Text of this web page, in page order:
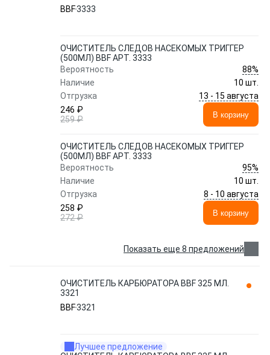
BBF3333
ОЧИСТИТЕЛЬ СЛЕДОВ НАСЕКОМЫХ ТРИГГЕР
(500МЛ) BBF АРТ. 3333
Вероятность
88%
Наличие
10 шт.
Отгрузка
13 - 15 августа
246 ₽
259 ₽
В корзину
ОЧИСТИТЕЛЬ СЛЕДОВ НАСЕКОМЫХ ТРИГГЕР
(500МЛ) BBF АРТ. 3333
Вероятность
95%
Наличие
10 шт.
Отгрузка
8 - 10 августа
258 ₽
272 ₽
В корзину
Показать еще 8 предложений
ОЧИСТИТЕЛЬ КАРБЮРАТОРА BBF 325 МЛ.
3321
BBF3321
Лучшее предложение